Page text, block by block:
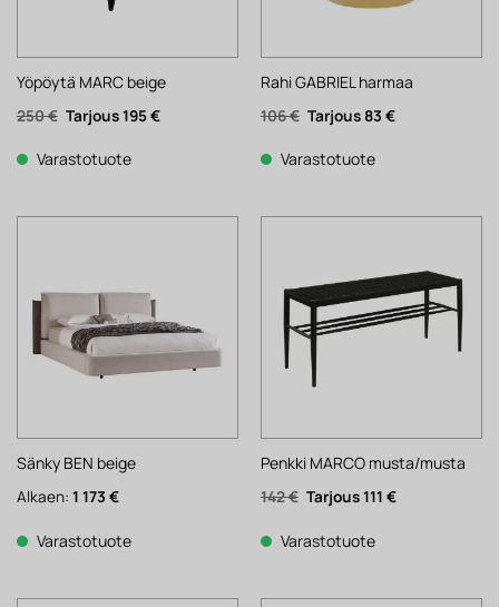
Yöpöytä MARC beige
250€ Alkuperäinen
hinta
250 €.
195€Nykyinen
Varastotuote
Rahi GABRIEL harmaa
106€ Alkuperäinen
hinta
106 €.
83 €Nykyinen
Varastotuote
Sänky BEN beige
Alkaen: 1 173 €
Varastotuote
Penkki MARCO musta/musta
142€ Alkuperäinen
hinta
142 €.
111 €Nykyinen
Varastotuote